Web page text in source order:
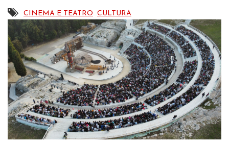
CINEMA E TEATRO CULTURA